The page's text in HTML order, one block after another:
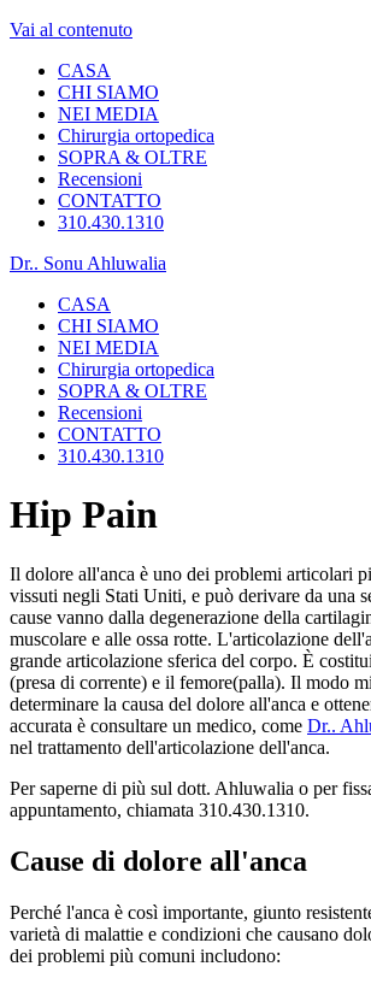
Vai al contenuto
CASA
CHI SIAMO
NEI MEDIA
Chirurgia ortopedica
SOPRA & OLTRE
Recensioni
CONTATTO
310.430.1310
Dr.. Sonu Ahluwalia
CASA
CHI SIAMO
NEI MEDIA
Chirurgia ortopedica
SOPRA & OLTRE
Recensioni
CONTATTO
310.430.1310
Hip Pain
Il dolore all'anca è uno dei problemi articolari
vissuti negli Stati Uniti, e può derivare da una
cause vanno dalla degenerazione della
muscolare e alle ossa rotte. L'articolazione
grande articolazione sferica del corpo. È
(presa di corrente) e il femore(palla). Il modo
determinare la causa del dolore all'anca e
accurata è consultare un medico, come Dr..
nel trattamento dell'articolazione dell'anca.
Per saperne di più sul dott. Ahluwalia o per
appuntamento, chiamata 310.430.1310.
Cause di dolore all'anca
Perché l'anca è così importante, giunto
varietà di malattie e condizioni che causano
dei problemi più comuni includono: